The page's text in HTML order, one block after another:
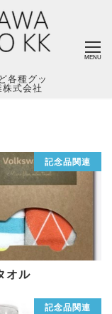
各種グッ
式会社
MENU
記念品関連
オル
記念品関連